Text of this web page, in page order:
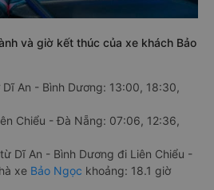
và giờ kết thúc của xe khách Bảo
An - Bình Dương: 13:00, 18:30,
Chiểu - Đà Nẵng: 07:06, 12:36,
Dĩ An - Bình Dương đi Liên Chiểu -
xe Bảo Ngọc khoảng: 18.1 giờ